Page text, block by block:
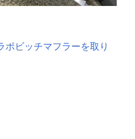
ポビッチマフラーを取り